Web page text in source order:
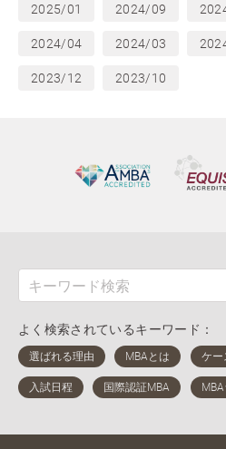
2025/01 2024/09
2024/04 2024/03
2023/12 2023/10
よく検索されているキーワード：